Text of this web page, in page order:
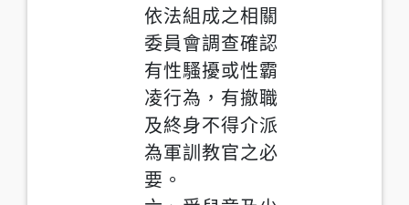
依法組成之相關
委員會調查確認
有性騷擾或性霸
凌行為，有撤職
及終身不得介派
為軍訓教官之必
要。